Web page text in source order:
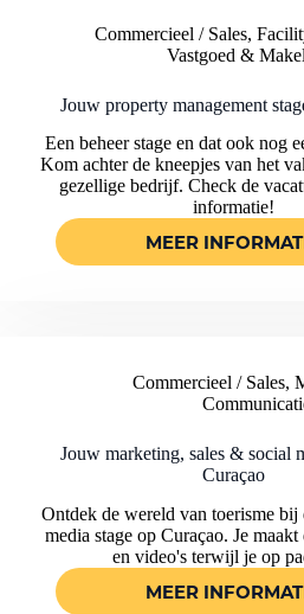
EEN
Commercieel / Sales,
Vastgoed &
Jouw property management
Een beheer stage en dat ook nog
Kom achter de kneepjes van het
gezellige bedrijf. Check de
informatie!
MEER
JOUW
Commercieel / Sales,
Jouw marketing, sales & social
Curaçao
Ontdek de wereld van toerisme bij
media stage op Curaçao. Je maakt
en video's terwijl je op
MEER
JOUW